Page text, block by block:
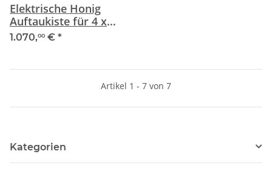
Elektrische Honig
Auftaukiste für 4 x
25kg
1.070,00 € *
Artikel 1 - 7 von 7
Kategorien